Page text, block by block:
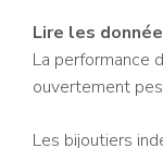
Lire les
La performance
ouvertement
Les bijoutiers